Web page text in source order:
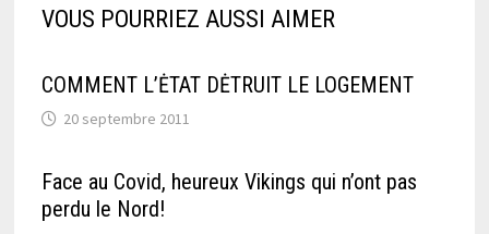
VOUS POURRIEZ AUSSI AIMER
COMMENT L’ĖTAT DĖTRUIT LE LOGEMENT
20 septembre 2011
Face au Covid, heureux Vikings qui n’ont pas
perdu le Nord!